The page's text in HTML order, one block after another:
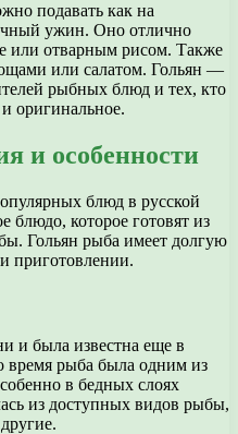
подавать как на
ужин. Оно отлично
или отварным рисом. Также
или салатом. Гольян —
рыбных блюд и тех, кто
оригинальное.
и особенности
блюд в русской
блюдо, которое готовят из
Гольян рыба имеет долгую
приготовлении.
и была известна еще в
время рыба была одним из
в бедных слоях
из доступных видов рыбы,